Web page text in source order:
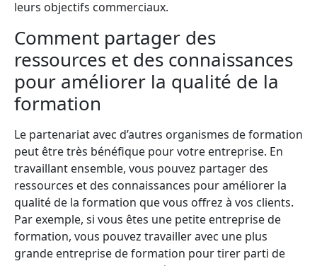
leurs objectifs commerciaux.
Comment partager des
ressources et des connaissances
pour améliorer la qualité de la
formation
Le partenariat avec d’autres organismes de formation
peut être très bénéfique pour votre entreprise. En
travaillant ensemble, vous pouvez partager des
ressources et des connaissances pour améliorer la
qualité de la formation que vous offrez à vos clients.
Par exemple, si vous êtes une petite entreprise de
formation, vous pouvez travailler avec une plus
grande entreprise de formation pour tirer parti de